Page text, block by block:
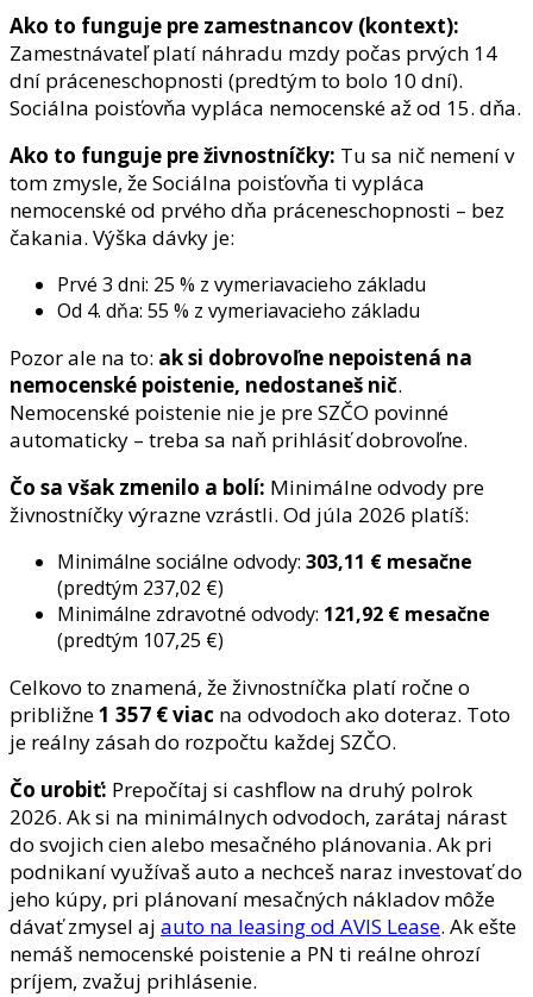
Ako to funguje pre zamestnancov (kontext):
Zamestnávateľ platí náhradu mzdy počas prvých 14
dní práceneschopnosti (predtým to bolo 10 dní).
Sociálna poisťovňa vypláca nemocenské až od 15. dňa.
Ako to funguje pre živnostníčky: Tu sa nič nemení v
tom zmysle, že Sociálna poisťovňa ti vypláca
nemocenské od prvého dňa práceneschopnosti – bez
čakania. Výška dávky je:
Prvé 3 dni: 25 % z vymeriavacieho základu
Od 4. dňa: 55 % z vymeriavacieho základu
Pozor ale na to: ak si dobrovoľne nepoistená na
nemocenské poistenie, nedostaneš nič.
Nemocenské poistenie nie je pre SZČO povinné
automaticky – treba sa naň prihlásiť dobrovoľne.
Čo sa však zmenilo a bolí: Minimálne odvody pre
živnostníčky výrazne vzrástli. Od júla 2026 platíš:
Minimálne sociálne odvody: 303,11 € mesačne
(predtým 237,02 €)
Minimálne zdravotné odvody: 121,92 € mesačne
(predtým 107,25 €)
Celkovo to znamená, že živnostníčka platí ročne o
približne1 357 € viac na odvodoch ako doteraz. Toto
je reálny zásah do rozpočtu každej SZČO.
Čo urobiť: Prepočítaj si cashflow na druhý polrok
2026. Ak si na minimálnych odvodoch, zarátaj nárast
do svojich cien alebo mesačného plánovania. Ak pri
podnikaní využívaš auto a nechceš naraz investovať do
jeho kúpy, pri plánovaní mesačných nákladov môže
dávať zmysel aj auto na leasing od AVIS Lease. Ak ešte
nemáš nemocenské poistenie a PN ti reálne ohrozí
príjem, zvažuj prihlásenie.